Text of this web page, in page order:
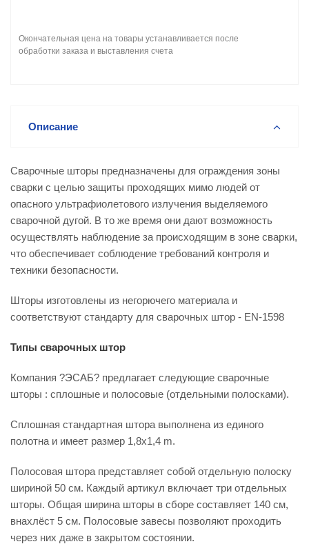
Окончательная цена на товары устанавливается после
обработки заказа и выставления счета
Описание
Сварочные шторы предназначены для ограждения зоны
сварки с целью защиты проходящих мимо людей от
опасного ультрафиолетового излучения выделяемого
сварочной дугой. В то же время они дают возможность
осуществлять наблюдение за происходящим в зоне сварки,
что обеспечивает соблюдение требований контроля и
техники безопасности.
Шторы изготовлены из негорючего материала и
соответствуют стандарту для сварочных штор - EN-1598
Типы сварочных штор
Компания ?ЭСАБ? предлагает следующие сварочные
шторы : сплошные и полосовые (отдельными полосками).
Сплошная стандартная штора выполнена из единого
полотна и имеет размер 1,8x1,4 m.
Полосовая штора представляет собой отдельную полоску
шириной 50 см. Каждый артикул включает три отдельных
шторы. Общая ширина шторы в сборе составляет 140 см,
внахлёст 5 см. Полосовые завесы позволяют проходить
через них даже в закрытом состоянии.